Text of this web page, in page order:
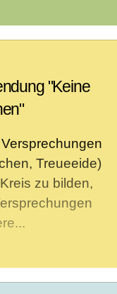
"Keine
Treueeide)
zu bilden,